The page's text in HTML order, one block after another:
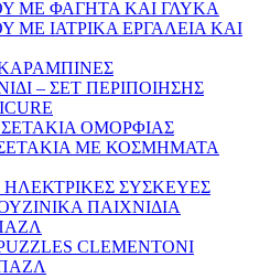
ΜΕ ΦΑΓΗΤΑ ΚΑΙ ΓΛΥΚΑ
ΜΕ ΙΑΤΡΙΚΑ ΕΡΓΑΛΕΙΑ ΚΑΙ
– ΣΕΤ ΠΕΡΙΠΟΙΗΣΗΣ
ΟΜΟΡΦΙΑΣ
ΜΕ ΚΟΣΜΗΜΑΤΑ
ΗΛΕΚΤΡΙΚΕΣ ΣΥΣΚΕΥΕΣ
ΠΑΙΧΝΙΔΙΑ
CLEMENTONI